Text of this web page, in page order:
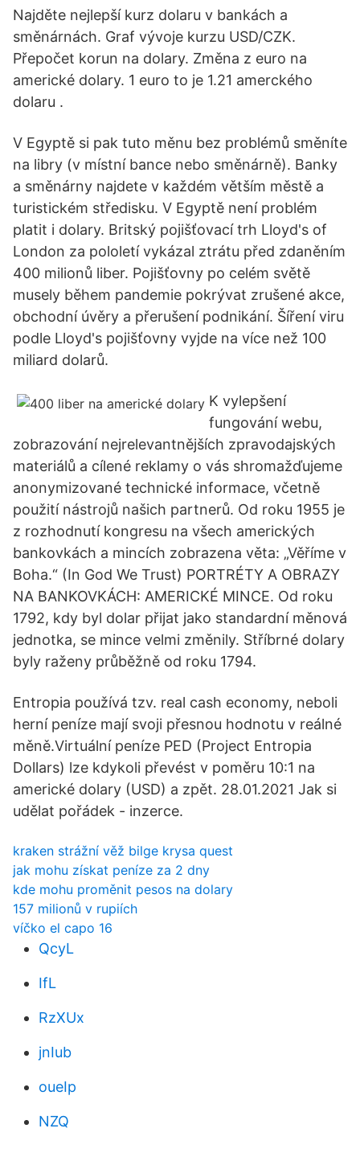
Najděte nejlepší kurz dolaru v bankách a
směnárnách. Graf vývoje kurzu USD/CZK.
Přepočet korun na dolary. Změna z euro na
americké dolary. 1 euro to je 1.21 amerckého
dolaru .
V Egyptě si pak tuto měnu bez problémů směníte
na libry (v místní bance nebo směnárně). Banky
a směnárny najdete v každém větším městě a
turistickém středisku. V Egyptě není problém
platit i dolary. Britský pojišťovací trh Lloyd's of
London za pololetí vykázal ztrátu před zdaněním
400 milionů liber. Pojišťovny po celém světě
musely během pandemie pokrývat zrušené akce,
obchodní úvěry a přerušení podnikání. Šíření viru
podle Lloyd's pojišťovny vyjde na více než 100
miliard dolarů.
K vylepšení
fungování webu,
zobrazování nejrelevantnějších zpravodajských
materiálů a cílené reklamy o vás shromažďujeme
anonymizované technické informace, včetně
použití nástrojů našich partnerů. Od roku 1955 je
z rozhodnutí kongresu na všech amerických
bankovkách a mincích zobrazena věta: „Věříme v
Boha.“ (In God We Trust) PORTRÉTY A OBRAZY
NA BANKOVKÁCH: AMERICKÉ MINCE. Od roku
1792, kdy byl dolar přijat jako standardní měnová
jednotka, se mince velmi změnily. Stříbrné dolary
byly raženy průběžně od roku 1794.
Entropia používá tzv. real cash economy, neboli
herní peníze mají svoji přesnou hodnotu v reálné
měně.Virtuální peníze PED (Project Entropia
Dollars) lze kdykoli převést v poměru 10:1 na
americké dolary (USD) a zpět. 28.01.2021 Jak si
udělat pořádek - inzerce.
kraken strážní věž bilge krysa quest
jak mohu získat peníze za 2 dny
kde mohu proměnit pesos na dolary
157 milionů v rupiích
víčko el capo 16
QcyL
IfL
RzXUx
jnIub
oueIp
NZQ